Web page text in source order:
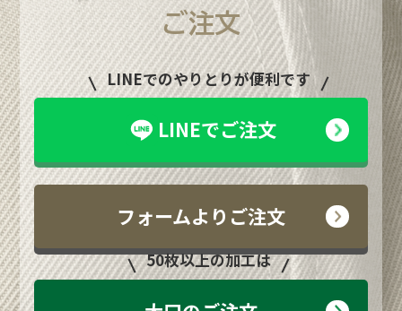
ご注文
LINEでのやりとりが便利です
LINEでご注文
フォームよりご注文
50枚以上の加工は